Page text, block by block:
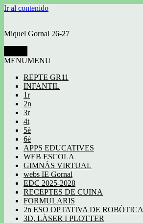
Ir al contenido
Miquel Gornal 26-27
MENUMENU
REPTE GR11
INFANTIL
1r
2n
3r
4t
5è
6è
APPS EDUCATIVES
WEB ESCOLA
GIMNÀS VIRTUAL
webs IE Gornal
EDC 2025-2028
RECEPTES DE CUINA
FORMULARIS
2n ESO OPTATIVA DE ROBÒTICA
3D, LÀSER I PLOTTER